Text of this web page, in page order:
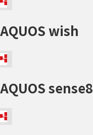
AQUOS wish
AQUOS sense8